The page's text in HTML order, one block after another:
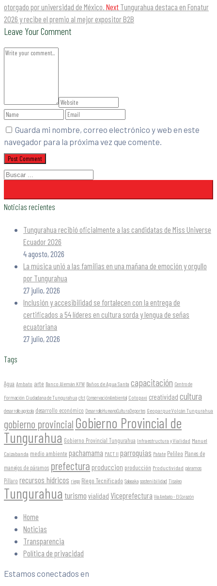
otorgado por universidad de México. Next Tungurahua destaca en Fonatur
2026 y recibe el premio al mejor expositor B2B
Leave Your Comment
Guarda mi nombre, correo electrónico y web en este
navegador para la próxima vez que comente.
Noticias recientes
Tungurahua recibió oficialmente a las candidatas de Miss Universe
Ecuador 2026
4 agosto, 2026
La música unió a las familias en una mañana de emoción y orgullo
por Tungurahua
27 julio, 2026
Inclusión y accesibilidad se fortalecen con la entrega de
certificados a 54 líderes en cultura sorda y lengua de señas
ecuatoriana
27 julio, 2026
Tags
Agua Ambato arte Banco Alemán KFW Baños de Agua Santa capacitación Centro de
Formación Ciudadana de Tungurahua cfct ConservaciónAmbiental Cotopaxi creatividad cultura
desarrollo agrícola desarrollo económico DesarrolloHumanoCulturaDeportes Geoparque Volcán Tungurahua
gobierno provincial Gobierno Provincial de
Tungurahua Gobierno Provincial Tungurahua Infraestructura y Vialidad Manuel
Caizabanda medio ambiente pachamama PACT II parroquias Patate Pelileo Planes de
manejos de páramos prefectura produccion producción Productividad páramos
Píllaro recursos hídricos riego Riego Tecnificado Salasaka sostenibilidad Tisaleo
Tungurahua turismo vialidad Viceprefectura Vía Ambato - El Corazón
Home
Noticias
Transparencia
Política de privacidad
Estamos conectados en